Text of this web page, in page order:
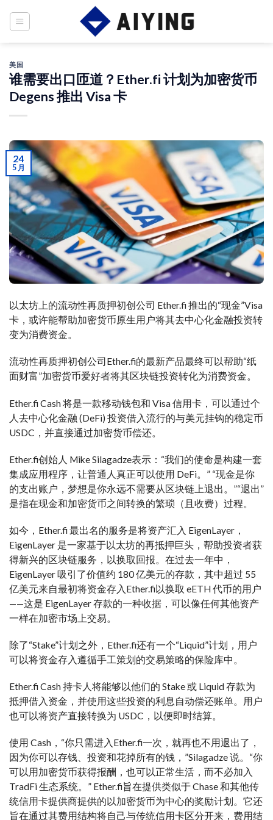
美国
谁需要出口匝道？Ether.fi 计划为加密货币
Degens 推出 Visa 卡
24
5 月
以太坊上的流动性再质押初创公司 Ether.fi 推出的“现金”Visa
卡，或许能帮助加密货币原生用户将其去中心化金融投资转
变为消费资金。
流动性再质押初创公司Ether.fi的最新产品最终可以帮助“纸
面财富”加密货币爱好者将其区块链投资转化为消费资金。
Ether.fi Cash 将是一款移动钱包和 Visa 信用卡，可以通过个
人去中心化金融 (DeFi) 投资借入流行的与美元挂钩的稳定币
USDC，并直接通过加密货币偿还。
Ether.fi创始人 Mike Silagadze表示：“我们的使命是构建一套
集成应用程序，让普通人真正可以使用 DeFi。” “现金是你
的支出账户，梦想是你永远不需要从区块链上退出。”“退出”
是指在现金和加密货币之间转换的繁琐（且收费）过程。
如今，Ether.fi 最出名的服务是将资产汇入 EigenLayer，
EigenLayer 是一家基于以太坊的再抵押巨头，帮助投资者获
得新兴的区块链服务，以换取回报。在过去一年中，
EigenLayer 吸引了价值约 180 亿美元的存款，其中超过 55
亿美元来自最初将资金存入Ether.fi以换取 eETH 代币的用户
——这是 EigenLayer 存款的一种收据，可以像任何其他资产
一样在加密市场上交易。
除了“Stake”计划之外，Ether.fi还有一个“Liquid”计划，用户
可以将资金存入遵循手工策划的交易策略的保险库中。
Ether.fi Cash 持卡人将能够以他们的 Stake 或 Liquid 存款为
抵押借入资金，并使用这些投资的利息自动偿还账单。用户
也可以将资产直接转换为 USDC，以便即时结算。
使用 Cash，“你只需进入Ether.fi一次，就再也不用退出了，
因为你可以存钱、投资和花掉所有的钱，”Silagadze 说。“你
可以用加密货币获得报酬，也可以正常生活，而不必加入
TradFi 生态系统。” Ether.fi旨在提供类似于 Chase 和其他传
统信用卡提供商提供的以加密货币为中心的奖励计划。它还
旨在通过其费用结构将自己与传统信用卡区分开来，费用结